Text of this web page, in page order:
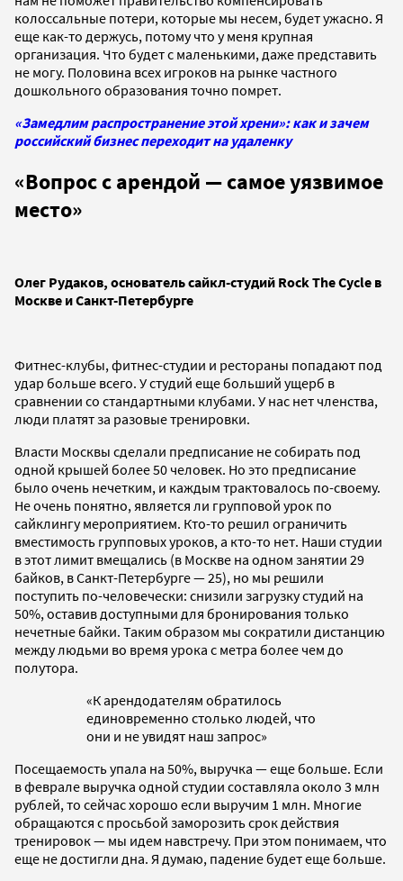
колоссальные потери, которые мы несем, будет ужасно. Я
еще как-то держусь, потому что у меня крупная
организация. Что будет с маленькими, даже представить
не могу. Половина всех игроков на рынке частного
дошкольного образования точно помрет.
«Замедлим распространение этой хрени»: как и зачем
российский бизнес переходит на удаленку
«Вопрос с арендой — самое уязвимое
место»
Олег Рудаков, основатель сайкл-студий Rock The Cycle в
Москве и Санкт-Петербурге
Фитнес-клубы, фитнес-студии и рестораны попадают под
удар больше всего. У студий еще больший ущерб в
сравнении со стандартными клубами. У нас нет членства,
люди платят за разовые тренировки.
Власти Москвы сделали предписание не собирать под
одной крышей более 50 человек. Но это предписание
было очень нечетким, и каждым трактовалось по-своему.
Не очень понятно, является ли групповой урок по
сайклингу мероприятием. Кто-то решил ограничить
вместимость групповых уроков, а кто-то нет. Наши студии
в этот лимит вмещались (в Москве на одном занятии 29
байков, в Санкт-Петербурге — 25), но мы решили
поступить по-человечески: снизили загрузку студий на
50%, оставив доступными для бронирования только
нечетные байки. Таким образом мы сократили дистанцию
между людьми во время урока с метра более чем до
полутора.
«К арендодателям обратилось
единовременно столько людей, что
они и не увидят наш запрос»
Посещаемость упала на 50%, выручка — еще больше. Если
в феврале выручка одной студии составляла около 3 млн
рублей, то сейчас хорошо если выручим 1 млн. Многие
обращаются с просьбой заморозить срок действия
тренировок — мы идем навстречу. При этом понимаем, что
еще не достигли дна. Я думаю, падение будет еще больше.